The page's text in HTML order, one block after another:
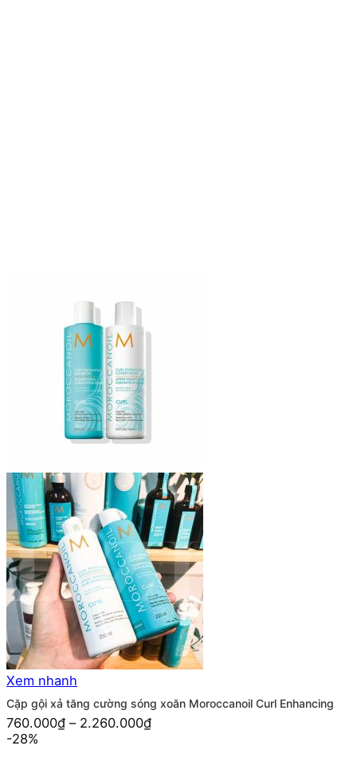
Xem nhanh
Cặp gội xả tăng cường sóng xoăn Moroccanoil Curl Enhancing
760.000₫ – 2.260.000₫
-28%